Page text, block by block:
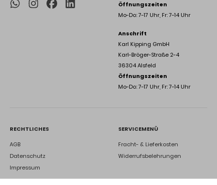
Öffnungszeiten
Mo-Do: 7-17 Uhr, Fr: 7-14 Uhr
Anschrift
Karl Kipping GmbH
Karl-Bröger-Straße 2-4
36304 Alsfeld
Öffnungszeiten
Mo-Do: 7-17 Uhr, Fr: 7-14 Uhr
RECHTLICHES
AGB
Datenschutz
Impressum
SERVICEMENÜ
Fracht- & Lieferkosten
Widerrufsbelehrungen